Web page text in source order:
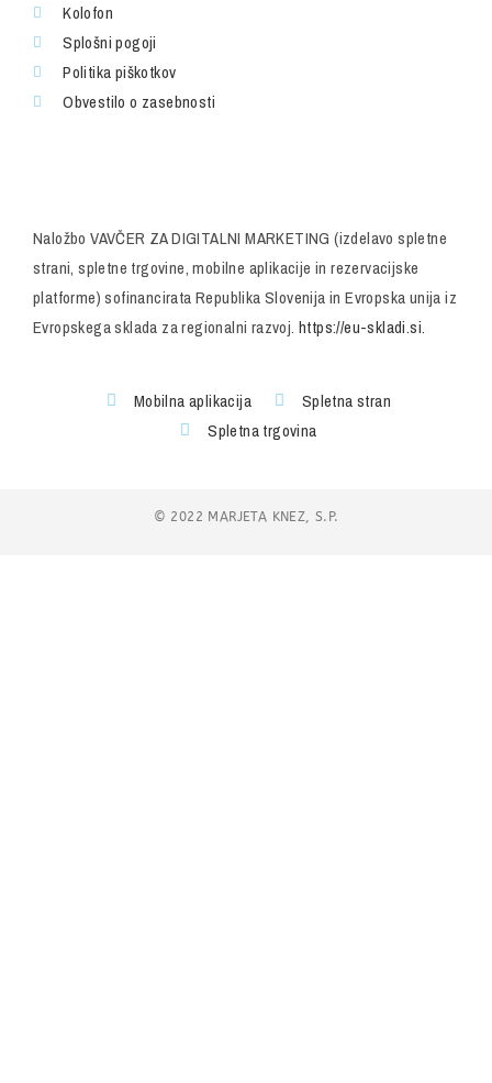
Kolofon
Splošni pogoji
Politika piškotkov
Obvestilo o zasebnosti
Naložbo VAVČER ZA DIGITALNI MARKETING (izdelavo spletne
strani, spletne trgovine, mobilne aplikacije in rezervacijske
platforme) sofinancirata Republika Slovenija in Evropska unija iz
Evropskega sklada za regionalni razvoj. https://eu-skladi.si.
Mobilna aplikacija
Spletna stran
Spletna trgovina
© 2022 MARJETA KNEZ, S.P.